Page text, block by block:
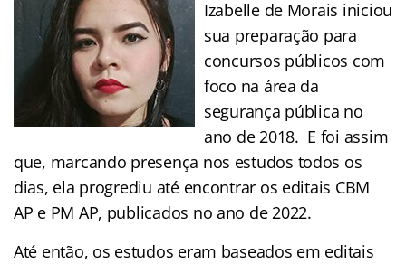
Izabelle de Morais iniciou
sua preparação para
concursos públicos com
foco na área da
segurança pública no
ano de 2018. E foi assim
que, marcando presença nos estudos todos os
dias, ela progrediu até encontrar os editais CBM
AP e PM AP, publicados no ano de 2022.
Até então, os estudos eram baseados em editais